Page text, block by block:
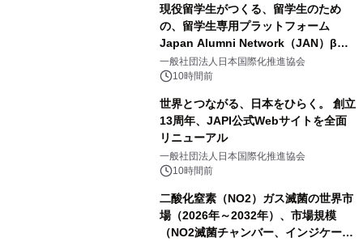
現役留学生がつくる、留学生のため
の、留学生専用プラットフォーム
Japan Alumni Network（JAN）β版
をリリース
一般社団法人日本国際化推進協会
10時間前
世界とつながる、日本をひらく。 創立
13周年、JAPI公式Webサイトを全面
リニューアル
一般社団法人日本国際化推進協会
10時間前
二酸化窒素（NO2）ガス滅菌の世界市
場（2026年～2032年）、市場規模
（NO2滅菌チャンバー、インジケータ